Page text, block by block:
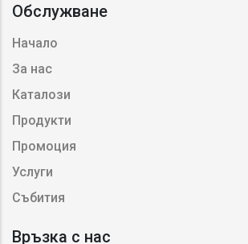
Обслужване
Начало
За нас
Каталози
Продукти
Промоция
Услуги
Събития
Връзка с нас